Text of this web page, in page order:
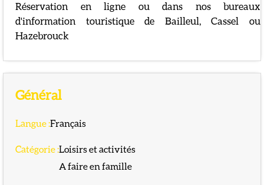
Réservation en ligne ou dans nos bureaux
d'information touristique de Bailleul, Cassel ou
Hazebrouck
Général
Langue:Français
Catégorie:Loisirs et activités
A faire en famille